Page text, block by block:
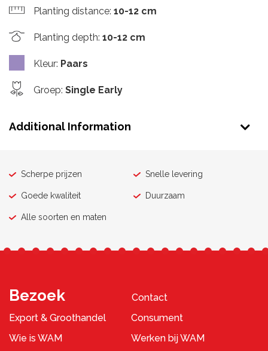
Planting distance: 10-12 cm
Planting depth: 10-12 cm
Kleur: Paars
Groep: Single Early
Additional Information
Scherpe prijzen Snelle levering
Goede kwaliteit Duurzaam
Alle soorten en maten
Bezoek
Contact
Export & Groothandel
Consument
Wie is WAM
Werken bij WAM